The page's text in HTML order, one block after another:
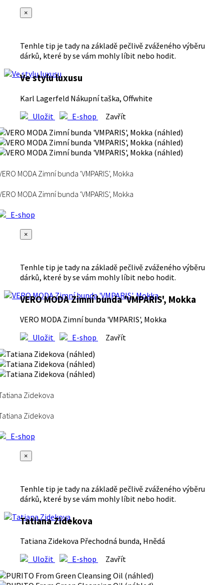
×
Tenhle tip je tady na základě pečlivě zváženého výběru
dárků, které by se vám mohly líbit nebo hodit.
Ve stylu luxusu
Karl Lagerfeld Nákupní taška, Offwhite
Uložit
E-shop Zavřít
MODA Zimní bunda 'VMPARIS', Mokka
MODA Zimní bunda 'VMPARIS', Mokka
E-shop
×
Tenhle tip je tady na základě pečlivě zváženého výběru
dárků, které by se vám mohly líbit nebo hodit.
VERO MODA Zimní bunda 'VMPARIS', Mokka
VERO MODA Zimní bunda 'VMPARIS', Mokka
Uložit
E-shop Zavřít
Zidekova
Zidekova
E-shop
×
Tenhle tip je tady na základě pečlivě zváženého výběru
dárků, které by se vám mohly líbit nebo hodit.
Tatiana Zidekova
Tatiana Zidekova Přechodná bunda, Hnědá
Uložit
E-shop Zavřít